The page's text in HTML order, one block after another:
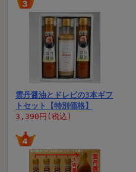
雲丹醤油とドレビの3本ギフ
トセット【特別価格】
3,390円(税込)